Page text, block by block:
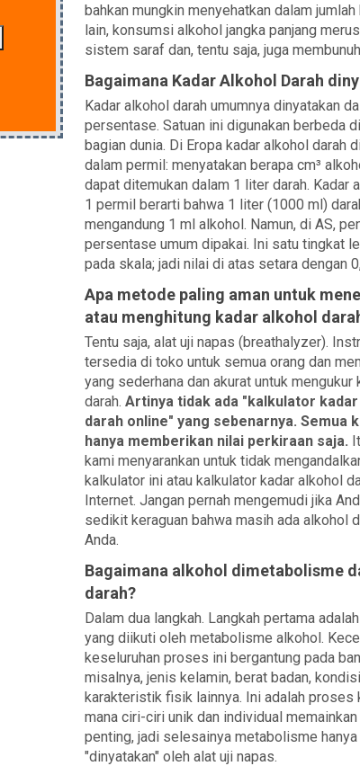
bahkan mungkin menyehatkan dalam
lain, konsumsi alkohol jangka panjang
sistem saraf dan, tentu saja, juga
Bagaimana Kadar Alkohol Darah
Kadar alkohol darah umumnya dinyatakan
persentase. Satuan ini digunakan berbeda
bagian dunia. Di Eropa kadar alkohol darah
dalam permil: menyatakan berapa cm³
dapat ditemukan dalam 1 liter darah. Kadar
1 permil berarti bahwa 1 liter (1000 ml)
mengandung 1 ml alkohol. Namun, di AS,
persentase umum dipakai. Ini satu tingkat
pada skala; jadi nilai di atas setara dengan
Apa metode paling aman untuk
atau menghitung kadar alkohol
Tentu saja, alat uji napas (breathalyzer).
tersedia di toko untuk semua orang dan
yang sederhana dan akurat untuk mengukur
darah. Artinya tidak ada "kalkulator
darah online" yang sebenarnya. Semua
hanya memberikan nilai perkiraan saja.
kami menyarankan untuk tidak
kalkulator ini atau kalkulator kadar alkohol
Internet. Jangan pernah mengemudi jika
sedikit keraguan bahwa masih ada alkohol
Anda.
Bagaimana alkohol dimetabolisme
darah?
Dalam dua langkah. Langkah pertama
yang diikuti oleh metabolisme alkohol.
keseluruhan proses ini bergantung pada
misalnya, jenis kelamin, berat badan,
karakteristik fisik lainnya. Ini adalah proses
mana ciri-ciri unik dan individual memainkan
penting, jadi selesainya metabolisme hanya
"dinyatakan" oleh alat uji napas.